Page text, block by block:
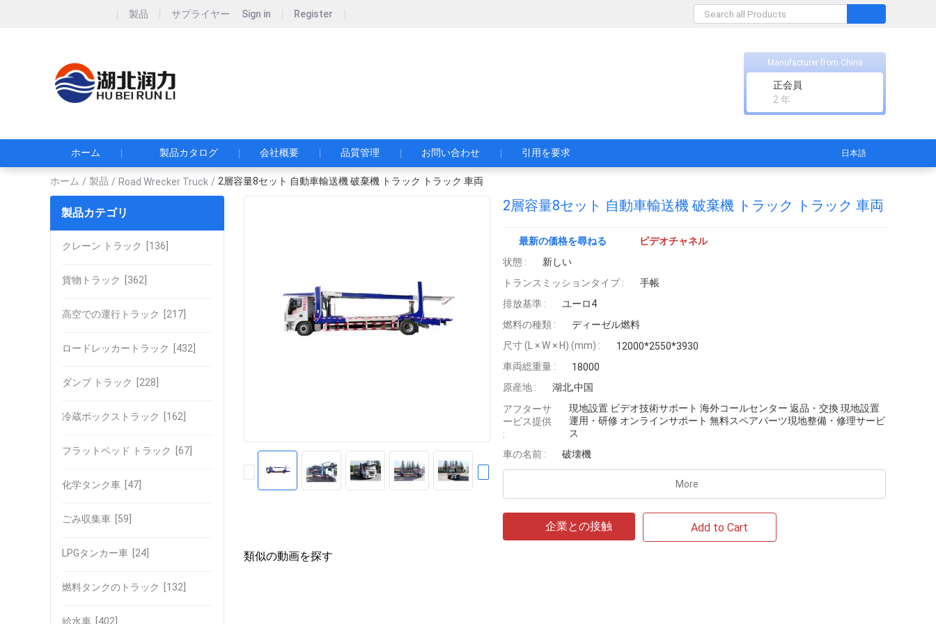
製品 サプライヤー Sign in Register
Manufacturer from China
正会員
2 年
ホーム 製品カタログ 会社概要 品質管理 お問い合わせ 引用を要求 日本語
ホーム / 製品 / Road Wrecker Truck / 2層容量8セット 自動車輸送機 破棄機 トラック トラック 車両
製品カテゴリ
クレーン トラック [136]
貨物トラック [362]
高空での運行トラック [217]
ロードレッカートラック [432]
ダンプ トラック [228]
冷蔵ボックストラック [162]
フラットベッド トラック [67]
化学タンク車 [47]
ごみ収集車 [59]
LPGタンカー車 [24]
燃料タンクのトラック [132]
給水車 [402]
2層容量8セット 自動車輸送機 破棄機 トラック トラック 車両
最新の価格を尋ねる
ビデオチャネル
状態 :
新しい
トランスミッションタイプ :
手帳
排放基準 :
ユーロ4
燃料の種類 :
ディーゼル燃料
尺寸 (L × W × H) (mm) :
12000*2550*3930
車両総重量 :
18000
原産地 :
湖北,中国
アフターサ
ービス提供
:
現地設置 ビデオ技術サポート 海外コールセンター 返品・交換 現地設置
運用・研修 オンラインサポート 無料スペアパーツ現地整備・修理サービ
ス
車の名前 :
破壊機
More
企業との接触 Add to Cart
類似の動画を探す